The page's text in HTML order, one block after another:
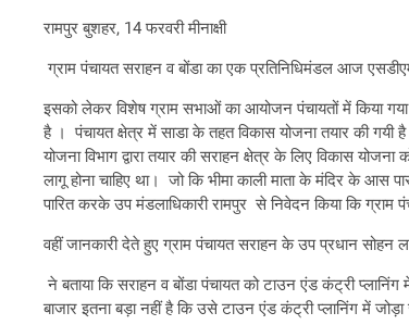
रामपुर बुशहर, 14 फरवरी मीनाक्षी
ग्राम पंचायत सराहन व बोंडा का एक प्रतिनिधिमंडल आज
इसको लेकर विशेष ग्राम सभाओं का आयोजन पंचायतों में किया
है । पंचायत क्षेत्र में साडा के तहत विकास योजना तयार की गयी
योजना विभाग द्वारा तयार की सराहन क्षेत्र के लिए विकास
लागू होना चाहिए था। जो कि भीमा काली माता के मंदिर के आस
पारित करके उप मंडलाधिकारी रामपुर से निवेदन किया कि ग्राम
वहीं जानकारी देते हुए ग्राम पंचायत सराहन के उप प्रधान सोहन
ने बताया कि सराहन व बोंडा पंचायत को टाउन एंड कंट्री
बाजार इतना बड़ा नहीं है कि उसे टाउन एंड कंट्री प्लानिंग में